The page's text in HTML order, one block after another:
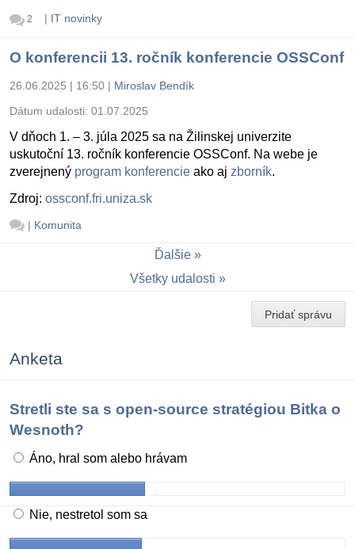
2 | IT novinky
O konferencii 13. ročník konferencie OSSConf
26.06.2025 | 16:50 | Miroslav Bendík
Dátum udalosti: 01.07.2025
V dňoch 1. – 3. júla 2025 sa na Žilinskej univerzite
uskutoční 13. ročník konferencie OSSConf. Na webe je
zverejnený program konferencie ako aj zborník.
Zdroj: ossconf.fri.uniza.sk
| Komunita
Ďalšie
Všetky udalosti
Pridať správu
Anketa
Stretli ste sa s open-source stratégiou Bitka o
Wesnoth?
Áno, hral som alebo hrávam
Nie, nestretol som sa